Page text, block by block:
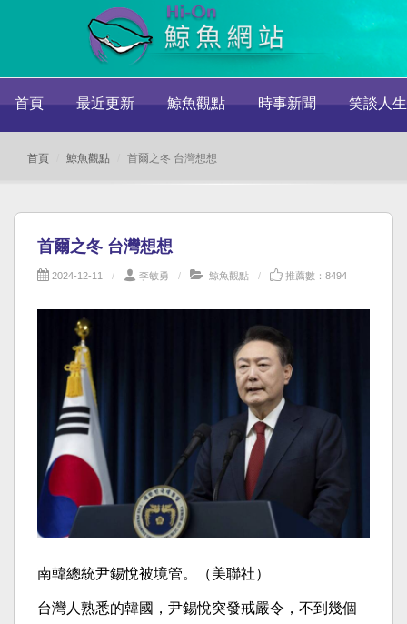
首頁 最近更新 鯨魚觀點 時事新聞 笑談人生
首頁 鯨魚觀點 首爾之冬 台灣想想
首爾之冬 台灣想想
2024-12-11 李敏勇 鯨魚觀點 推薦數：8494
南韓總統尹錫悅被境管。（美聯社）
台灣人熟悉的韓國，尹錫悅突發戒嚴令，不到幾個